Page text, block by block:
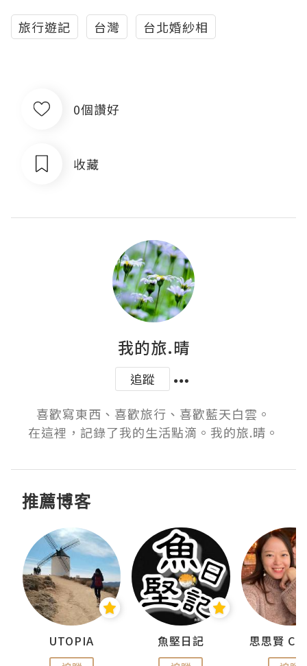
旅行遊記 台灣 台北婚紗相
0個讚好
收藏
我的旅.晴
追蹤
喜歡寫東西、喜歡旅行、喜歡藍天白雲。
在這裡，記錄了我的生活點滴。我的旅.晴。
推薦博客
UTOPIA 魚堅日記